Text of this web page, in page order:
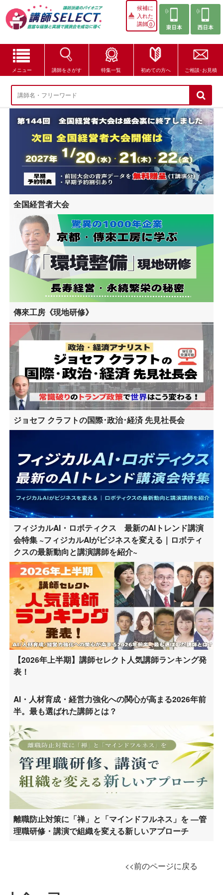
候補に
入れた
講師0
メニュー 講師をさがす 特集一覧 初めての方へ ご相談･お見積
講師をさがす
特集一覧
講師セレクトが選ばれる理由
ブログ・コラム
はじめての方へ
ご相談・お見積
全国経営者大会
傳來工房《現地研修》
ジョセフ クラフトの国際･政治･経済 先見社長会
フィジカルAI・ロボティクス 最新のAIトレンド講演
会特集 ~フィジカルAIがビジネスを変える｜ロボティ
クスの最新動向と講演講師を紹介~
【2026年上半期】講師セレクト人気講師ランキング発
表！
AI・人材育成・経営力強化への関心が高まる2026年前
半。最も選ばれた講師とは？
離職防止対策に「禅」と「マインドフルネス」を ―管
理職研修・講演で組織を変える新しいアプローチ
<<前のページに戻る